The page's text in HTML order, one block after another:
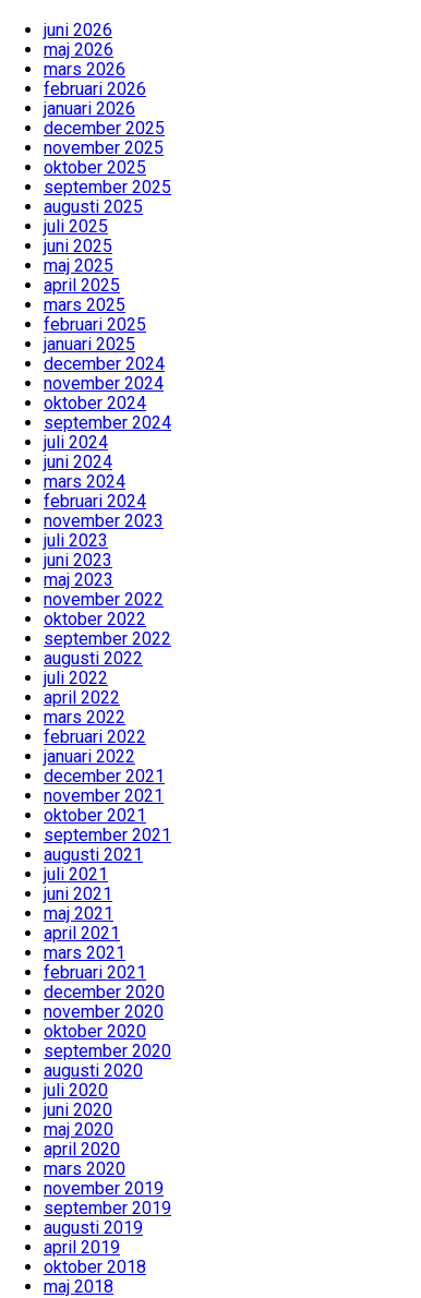
juni 2026
maj 2026
mars 2026
februari 2026
januari 2026
december 2025
november 2025
oktober 2025
september 2025
augusti 2025
juli 2025
juni 2025
maj 2025
april 2025
mars 2025
februari 2025
januari 2025
december 2024
november 2024
oktober 2024
september 2024
juli 2024
juni 2024
mars 2024
februari 2024
november 2023
juli 2023
juni 2023
maj 2023
november 2022
oktober 2022
september 2022
augusti 2022
juli 2022
april 2022
mars 2022
februari 2022
januari 2022
december 2021
november 2021
oktober 2021
september 2021
augusti 2021
juli 2021
juni 2021
maj 2021
april 2021
mars 2021
februari 2021
december 2020
november 2020
oktober 2020
september 2020
augusti 2020
juli 2020
juni 2020
maj 2020
april 2020
mars 2020
november 2019
september 2019
augusti 2019
april 2019
oktober 2018
maj 2018